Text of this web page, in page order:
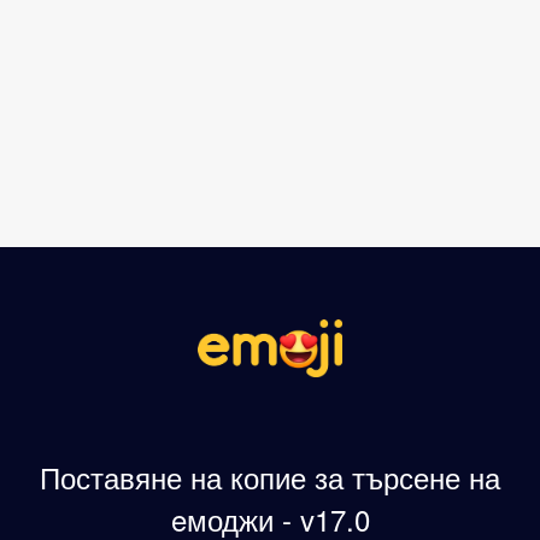
Поставяне на копие за търсене на
eмоджи - v17.0